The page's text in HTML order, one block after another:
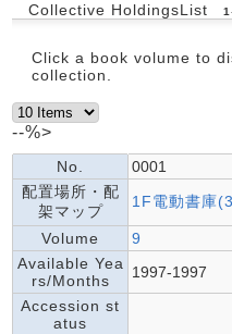
Collective HoldingsList 1
Click a book volume to
collection.
--%>
No.
0001
配置場所・配
架マップ
1F電動書庫
Volume
9
Available Yea
rs/Months
1997-1997
Accession st
atus